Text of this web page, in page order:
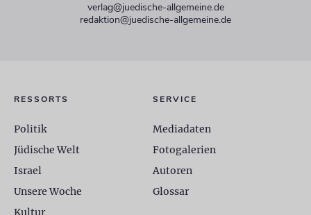
verlag@juedische-allgemeine.de
redaktion@juedische-allgemeine.de
RESSORTS
Politik
Jüdische Welt
Israel
Unsere Woche
Kultur
SERVICE
Mediadaten
Fotogalerien
Autoren
Glossar